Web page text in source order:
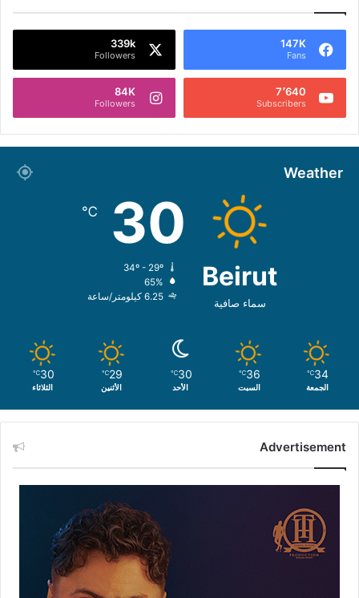
147K
Fans
339k
Followers
7٬640
Subscribers
84K
Followers
Weather
Beirut
سماء صافية
30
℃
65%
6.25 كيلومتر/ساعة
34
℃
الجمعة
36
℃
السبت
30
℃
الأحد
29
℃
الأثنين
30
℃
الثلاثاء
Advertisement